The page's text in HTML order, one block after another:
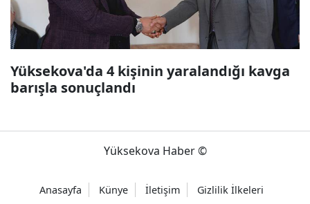
Yüksekova'da 4 kişinin yaralandığı kavga
barışla sonuçlandı
Yüksekova Haber ©
Anasayfa Künye İletişim Gizlilik İlkeleri